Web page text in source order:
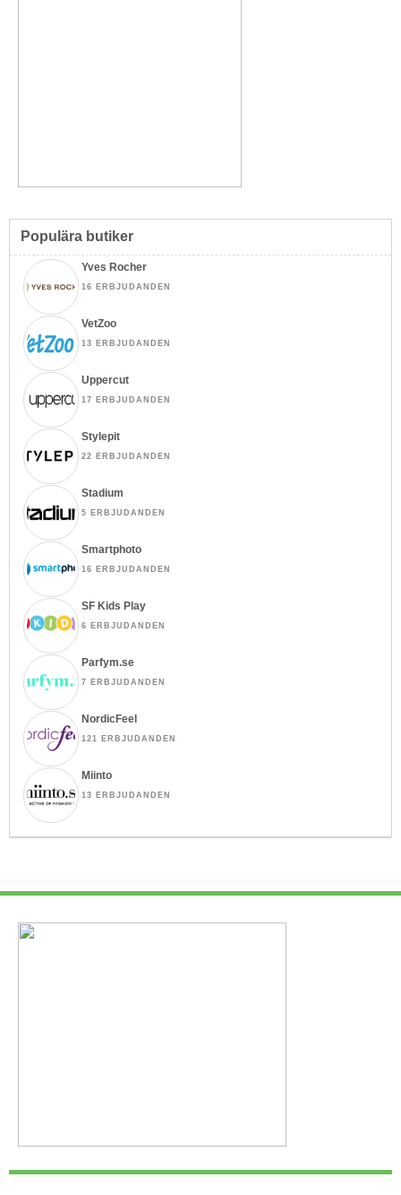
Populära butiker
Yves Rocher
16 ERBJUDANDEN
VetZoo
13 ERBJUDANDEN
Uppercut
17 ERBJUDANDEN
Stylepit
22 ERBJUDANDEN
Stadium
5 ERBJUDANDEN
Smartphoto
16 ERBJUDANDEN
SF Kids Play
6 ERBJUDANDEN
Parfym.se
7 ERBJUDANDEN
NordicFeel
121 ERBJUDANDEN
Miinto
13 ERBJUDANDEN